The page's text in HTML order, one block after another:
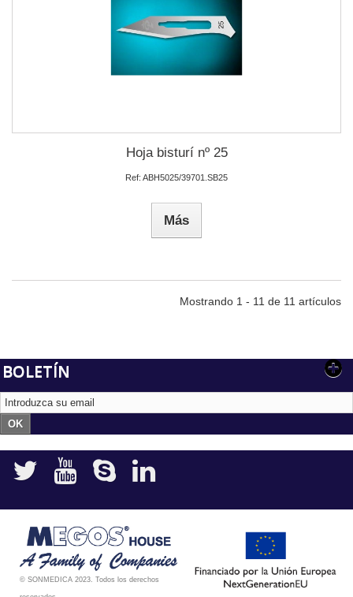
Hoja bisturí nº 25
Ref: ABH5025/39701.SB25
Más
Mostrando 1 - 11 de 11 artículos
BOLETÍN
OK
© SONMEDICA 2023. Todos los derechos